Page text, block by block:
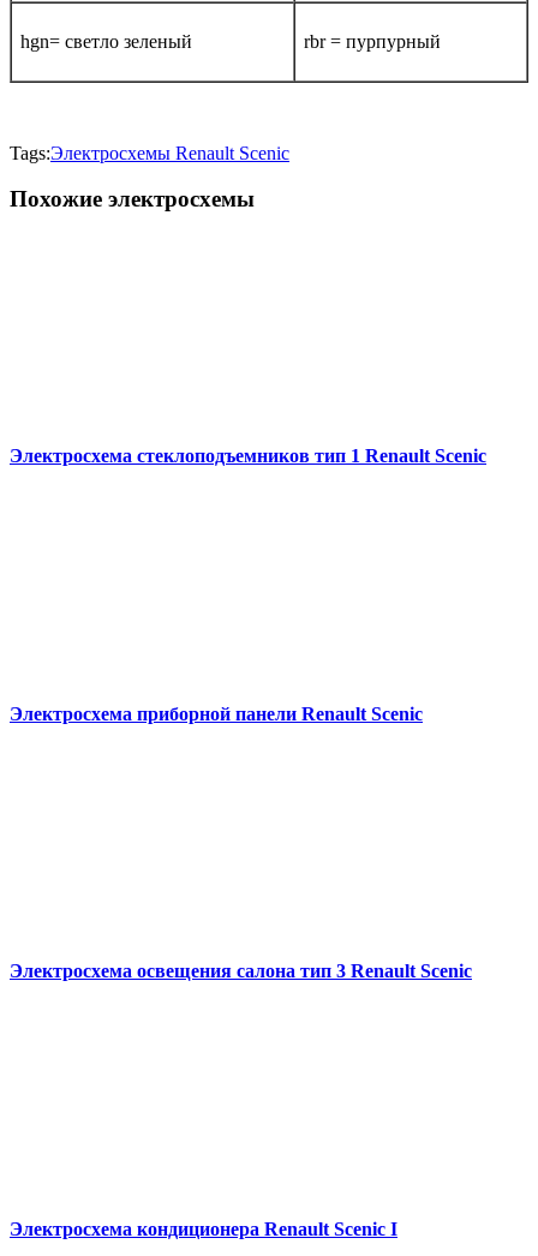
hgn= светло зеленый rbr = пурпурный
Tags:Электросхемы Renault Scenic
Похожие электросхемы
Электросхема стеклоподъемников тип 1 Renault Scenic
Электросхема приборной панели Renault Scenic
Электросхема освещения салона тип 3 Renault Scenic
Электросхема кондиционера Renault Scenic I